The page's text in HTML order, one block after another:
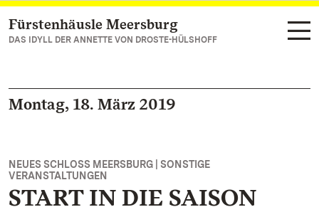
Zum Hauptinhalt springen
Fürstenhäusle Meersburg
DAS IDYLL DER ANNETTE VON DROSTE-HÜLSHOFF
Montag, 18. März 2019
NEUES SCHLOSS MEERSBURG | SONSTIGE
VERANSTALTUNGEN
START IN DIE SAISON